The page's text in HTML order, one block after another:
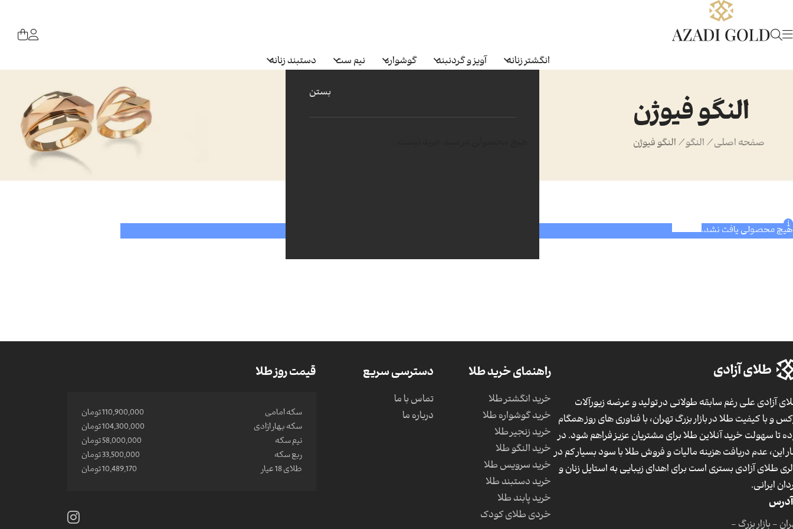
انگشتر زنانه آویز و گردنبند گوشواره نیم ست دستبند زنانه
بستن
النگو فیوژن
صفحه اصلی/ النگو/ النگو فیوژن
هیچ محصولی یافت نشد.
آزادی علی رغم سابقه طولانی در تولید و عرضه زیورآلات
و با کیفیت طلا در بازار بزرگ تهران، با فناوری های روز همگام
تا سهولت خرید آنلاین طلا برای مشتریان عزیز فراهم شود. در
این، عدم دریافت هزینه مالیات و فروش طلا با سود بسیار کم در
طلای آزادی بستری است برای اهدای زیبایی به استایل زنان و
ایرانی.
آدرس
- بازار بزرگ -
راهنمای خرید طلا
خرید انگشتر طلا
خرید گوشواره طلا
خرید زنجیر طلا
خرید النگو طلا
خرید سرویس طلا
خرید دستبند طلا
خرید پابند طلا
خردی طلای کودک
دسترسی سریع
تماس با ما
درباره ما
قیمت روز طلا
سکه امامی
110,900,000 تومان
سکه بهار ازادی
104,300,000 تومان
نیم سکه
58,000,000 تومان
ربع سکه
33,500,000 تومان
طلای 18 عیار
10,489,170 تومان